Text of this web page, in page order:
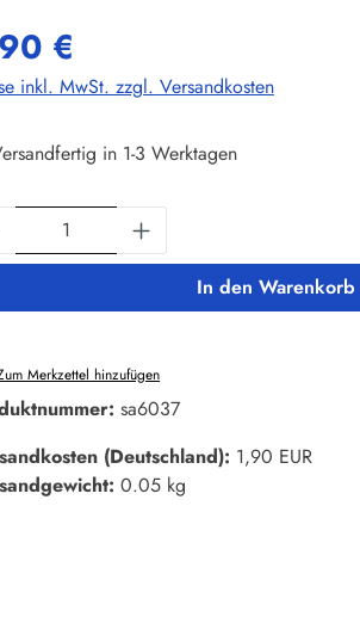
€
inkl. MwSt. zzgl. Versandkosten
in 1-3 Werktagen
Anzahl: Gib den
In den Warenkorb
Merkzettel hinzufügen
sa6037
(Deutschland): 1,90 EUR
0.05 kg